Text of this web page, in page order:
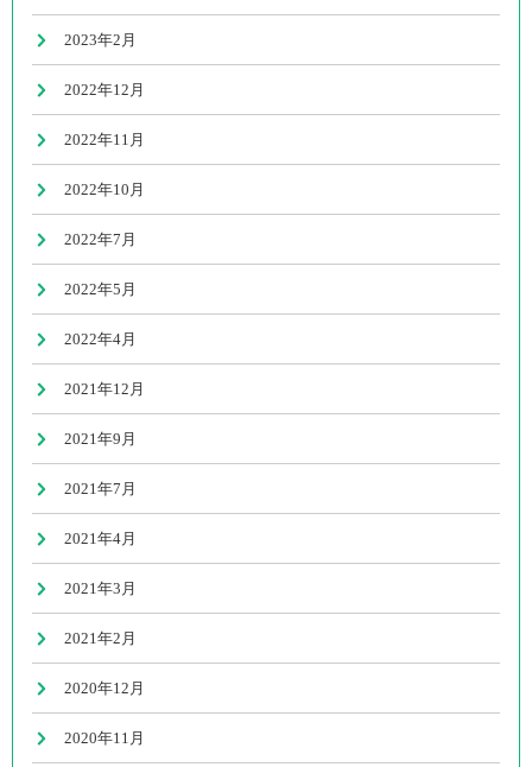
2023年2月
2022年12月
2022年11月
2022年10月
2022年7月
2022年5月
2022年4月
2021年12月
2021年9月
2021年7月
2021年4月
2021年3月
2021年2月
2020年12月
2020年11月